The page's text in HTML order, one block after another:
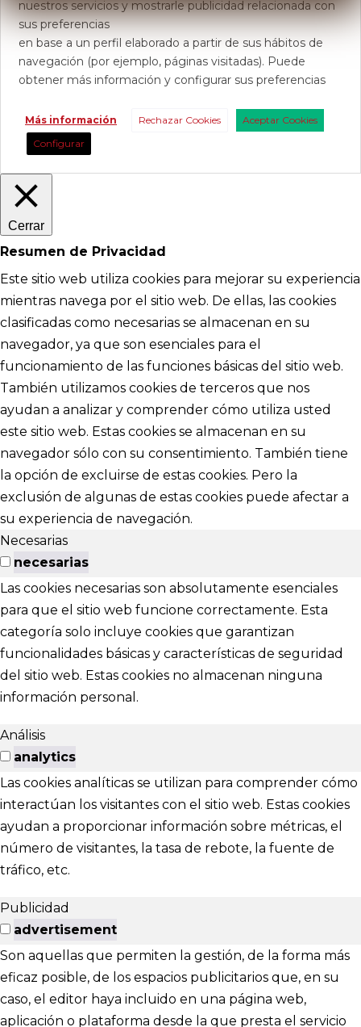
nuestros servicios y mostrarle publicidad relacionada con
sus preferencias
en base a un perfil elaborado a partir de sus hábitos de
navegación (por ejemplo, páginas visitadas). Puede
obtener más información y configurar sus preferencias
Más información Rechazar Cookies
Aceptar Cookies
Configurar
Cerrar
Resumen de Privacidad
Este sitio web utiliza cookies para mejorar su experiencia
mientras navega por el sitio web. De ellas, las cookies
clasificadas como necesarias se almacenan en su
navegador, ya que son esenciales para el
funcionamiento de las funciones básicas del sitio web.
También utilizamos cookies de terceros que nos
ayudan a analizar y comprender cómo utiliza usted
este sitio web. Estas cookies se almacenan en su
navegador sólo con su consentimiento. También tiene
la opción de excluirse de estas cookies. Pero la
exclusión de algunas de estas cookies puede afectar a
su experiencia de navegación.
Necesarias
necesarias
Las cookies necesarias son absolutamente esenciales
para que el sitio web funcione correctamente. Esta
categoría solo incluye cookies que garantizan
funcionalidades básicas y características de seguridad
del sitio web. Estas cookies no almacenan ninguna
información personal.
Análisis
analytics
Las cookies analíticas se utilizan para comprender cómo
interactúan los visitantes con el sitio web. Estas cookies
ayudan a proporcionar información sobre métricas, el
número de visitantes, la tasa de rebote, la fuente de
tráfico, etc.
Publicidad
advertisement
Son aquellas que permiten la gestión, de la forma más
eficaz posible, de los espacios publicitarios que, en su
caso, el editor haya incluido en una página web,
aplicación o plataforma desde la que presta el servicio